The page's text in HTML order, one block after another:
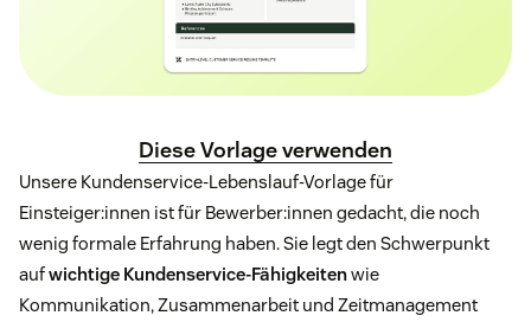
Diese Vorlage verwenden
Unsere Kundenservice-Lebenslauf-Vorlage für
Einsteiger:innen ist für Bewerber:innen gedacht, die noch
wenig formale Erfahrung haben. Sie legt den Schwerpunkt
aufwichtige Kundenservice-Fähigkeitenwie
Kommunikation, Zusammenarbeit und Zeitmanagement